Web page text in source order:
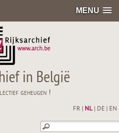
MENU
in België
geheugen !
FR NL| DE EN